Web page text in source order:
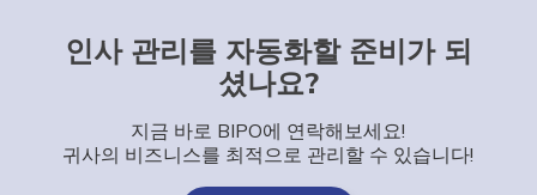
인사 관리를 자동화할 준비가 되
셨나요?
지금 바로 BIPO에 연락해보세요!
귀사의 비즈니스를 최적으로 관리할 수 있습니다!